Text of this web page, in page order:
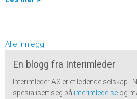
Alle innlegg
En blogg fra Interimleder
Interimleder AS er et ledende selskap i
spesialisert seg på interimledelse og